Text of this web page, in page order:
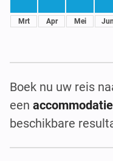
Mrt Apr Mei Jun
Boek nu uw reis
een
beschikbare